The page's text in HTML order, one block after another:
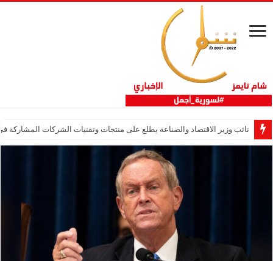
نائب وزير الاقتصاد والصناعة يطلع على منتجات وتقنيات الشركات المشاركة في